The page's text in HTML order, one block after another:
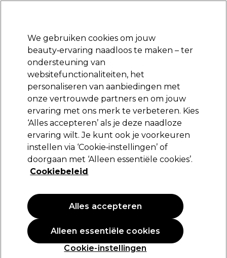
Aanmelden
Merken Deals Haar Elektra
Volgende dag geleverd*
Na verzending, maandag t/m vrijdag
S-PRO
S-PRO Micro Diffusion Ball Atomizer 260ml
7,65 €
PROMOTIE
We gebruiken cookies om jouw
beauty‑ervaring naadloos te maken – ter
ondersteuning van
websitefunctionaliteiten, het
personaliseren van aanbiedingen met
onze vertrouwde partners en om jouw
ervaring met ons merk te verbeteren. Kies
‘Alles accepteren’ als je deze naadloze
ervaring wilt. Je kunt ook je voorkeuren
instellen via ‘Cookie‑instellingen’ of
doorgaan met ‘Alleen essentiële cookies’.
Cookiebeleid
Cookie-instellingen
Alleen essentiële cookies
Alles accepteren